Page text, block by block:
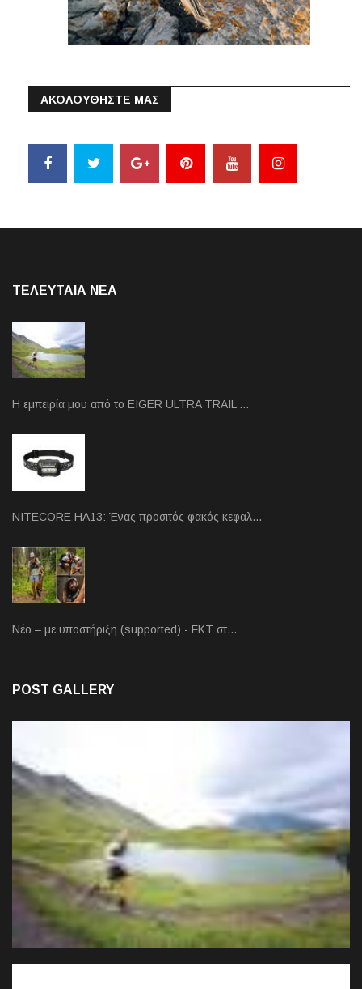
ΑΚΟΛΟΥΘΗΣΤΕ ΜΑΣ
ΤΕΛΕΥΤΑΙΑ NEA
Η εμπειρία μου από το EIGER ULTRA TRAIL …
NITECORE HA13: Ένας προσιτός φακός κεφαλ…
Νέο – με υποστήριξη (supported) - FKT στ…
POST GALLERY